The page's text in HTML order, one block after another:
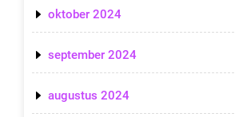
oktober 2024
september 2024
augustus 2024